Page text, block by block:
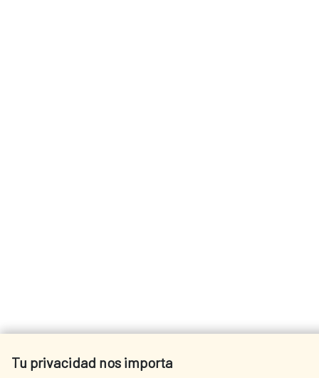
Tu privacidad nos importa